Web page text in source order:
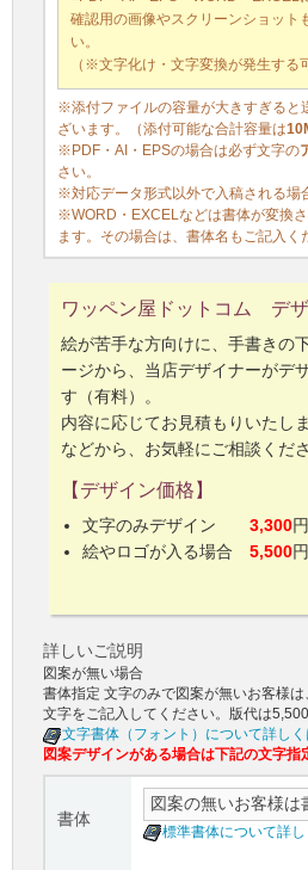
確認用の画像やスクリーンショット
い。
（※文字化け・文字変換が発生する
※添付ファイルの容量が大きすぎると
ざいます。（添付可能な合計容量は
※PDF・AI・EPSの場合は必ず文字の
さい。
※対応データ形式以外で入稿される場
※WORD・EXCELなどは書体が変換
ます。その場合は、書体名もご記入く
ワッペン屋ドットコム デ
絵が苦手な方向けに、手書きの
ージから、当店デザイナーがデ
す（有料）。
内容に応じてお見積もりいたし
などから、お気軽にご相談くだ
【デザイン価格】
文字のみデザイン 3,300
絵やロゴが入る場合 5,500
詳しいご説明
図案が無い場合
書体指定 文字のみで図案が無いお客様
文字をご記入してください。版代は
文字書体（フォント）について詳しく
図案デザインがある場合は下記の文字指
書体
標準書体について詳し